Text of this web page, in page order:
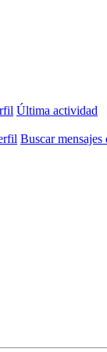
Última actividad
Buscar mensajes